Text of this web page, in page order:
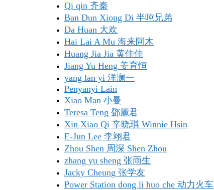
Qi qin 齐秦
Ban Dun Xiong Di 半吨兄弟
Da Huan 大欢
Hai Lai A Mu 海来阿木
Huang Jia Jia 黄佳佳
Jiang Yu Heng 姜育恒
yang lan yi 洋澜一
Penyanyi Lain
Xiao Man 小曼
Teresa Teng 鄧麗君
Xin Xiao Qi 辛晓琪 Winnie Hsin
E-Jun Lee 李翊君
Zhou Shen 周深 Shen Zhou
zhang yu sheng 张雨生
Jacky Cheung 张学友
Power Station dong li huo che 动力火车